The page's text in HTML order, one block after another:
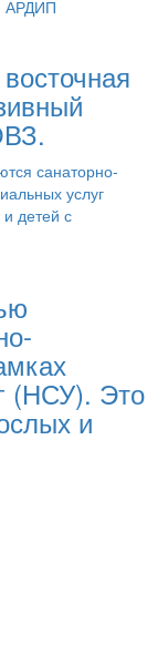
(НСУ). Это
и